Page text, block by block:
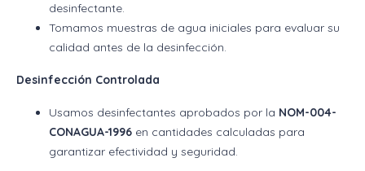
desinfectante.
Tomamos muestras de agua iniciales para evaluar su
calidad antes de la desinfección.
Desinfección Controlada
Usamos desinfectantes aprobados por la NOM-004-
CONAGUA-1996 en cantidades calculadas para
garantizar efectividad y seguridad.